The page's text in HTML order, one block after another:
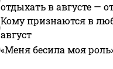
отдыхать в августе —
Кому признаются в
август
«Меня бесила моя